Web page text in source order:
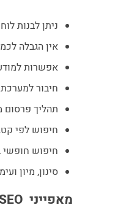
ניתן לבנות
אין הגבלה
אפשרות
חיבור
תהליך פרסום
חיפוש לפי
חיפוש חופשי
סינון, מיון
מאפייני SEO